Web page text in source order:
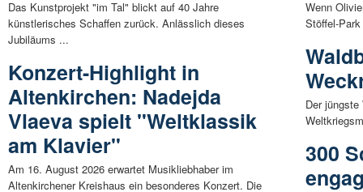
Das Kunstprojekt "im Tal" blickt auf 40 Jahre
künstlerisches Schaffen zurück. Anlässlich dieses
Jubiläums ...
Konzert-Highlight in
Altenkirchen: Nadejda
Vlaeva spielt "Weltklassik
am Klavier"
Am 16. August 2026 erwartet Musikliebhaber im
Altenkirchener Kreishaus ein besonderes Konzert. Die
Wenn
Stöffel-
Der jüngste
300